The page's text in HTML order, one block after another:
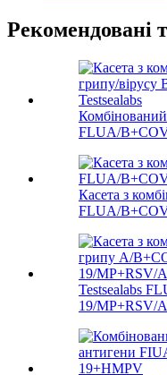
Рекомендовані
FLUA/
Касета з
FLUA/
Testsealabs
19/MP+RSV/